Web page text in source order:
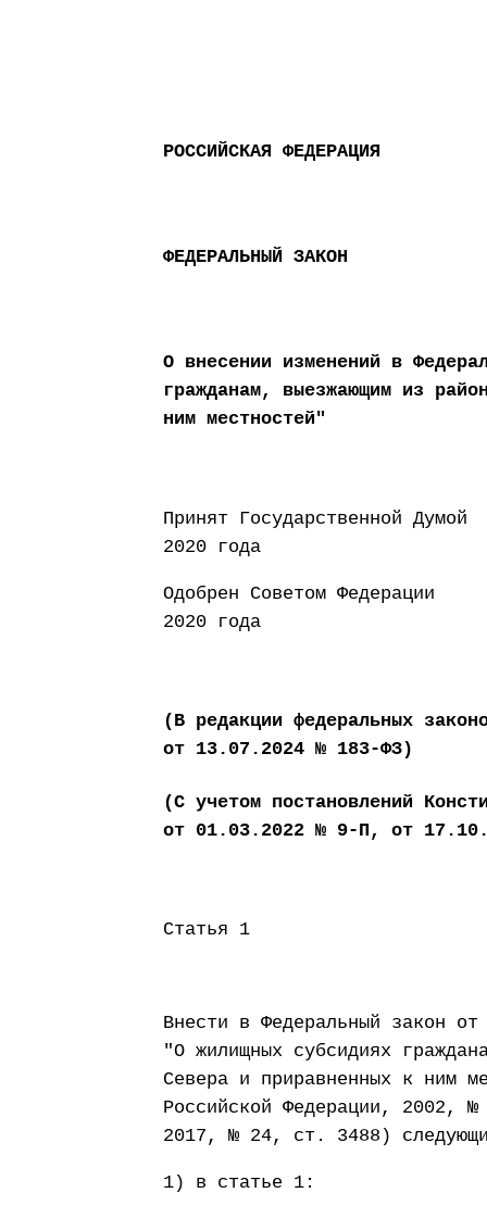
РОССИЙСКАЯ ФЕДЕРАЦИЯ
ФЕДЕРАЛЬНЫЙ ЗАКОН
О внесении изменений в
гражданам, выезжающим из
ним местностей"
Принят
2020 года
Одобрен
2020 года
(В редакции федеральных
от 13.07.2024 № 183-ФЗ)
(С учетом постановлений
от 01.03.2022 № 9-П, от
Статья 1
Внести в Федеральный закон
"О жилищных субсидиях
Севера и приравненных к ним
Российской Федерации,
2017, № 24, ст. 3488)
1) в статье 1: